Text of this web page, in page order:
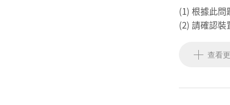
(1) 根據此問
(2) 請確認裝
(4) 請確認
查看